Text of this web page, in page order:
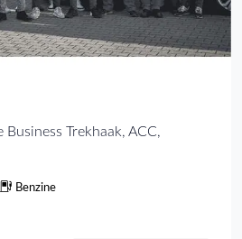
Trekhaak, ACC,
Benzine